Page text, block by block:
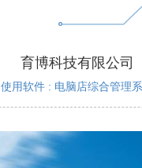
育博科技有限公司
使用软件 : 电脑店综合管理